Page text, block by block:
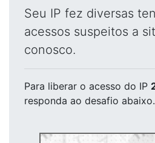
Seu IP fez diversas
acessos suspeitos a
conosco.
Para liberar o acesso do IP
responda ao desafio abaixo.